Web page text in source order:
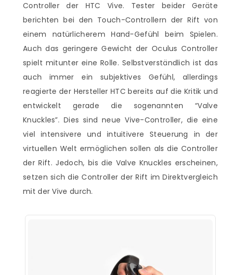
Controller der HTC Vive. Tester beider Geräte
berichten bei den Touch-Controllern der Rift von
einem natürlicherem Hand-Gefühl beim Spielen.
Auch das geringere Gewicht der Oculus Controller
spielt mitunter eine Rolle. Selbstverständlich ist das
auch immer ein subjektives Gefühl, allerdings
reagierte der Hersteller HTC bereits auf die Kritik und
entwickelt gerade die sogenannten “Valve
Knuckles”. Dies sind neue Vive-Controller, die eine
viel intensivere und intuitivere Steuerung in der
virtuellen Welt ermöglichen sollen als die Controller
der Rift. Jedoch, bis die Valve Knuckles erscheinen,
setzen sich die Controller der Rift im Direktvergleich
mit der Vive durch.